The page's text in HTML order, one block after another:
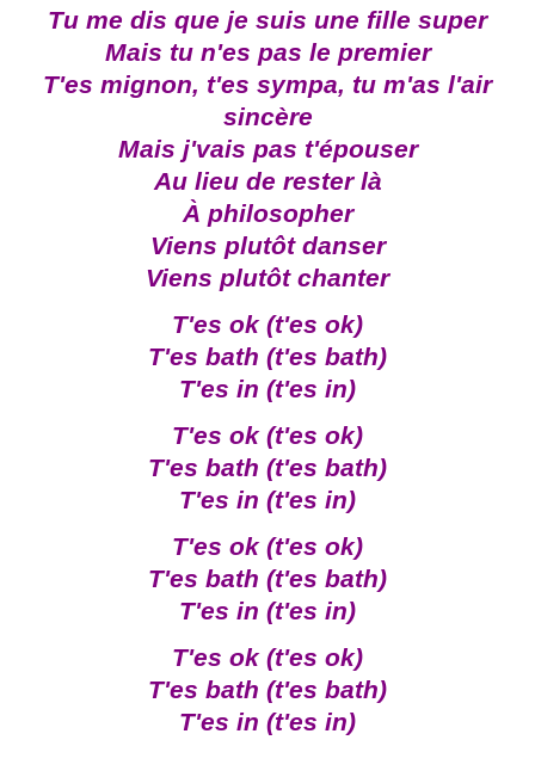
Tu me dis que je suis une fille super
Mais tu n'es pas le premier
T'es mignon, t'es sympa, tu m'as l'air
sincère
Mais j'vais pas t'épouser
Au lieu de rester là
À philosopher
Viens plutôt danser
Viens plutôt chanter
T'es ok (t'es ok)
T'es bath (t'es bath)
T'es in (t'es in)
T'es ok (t'es ok)
T'es bath (t'es bath)
T'es in (t'es in)
T'es ok (t'es ok)
T'es bath (t'es bath)
T'es in (t'es in)
T'es ok (t'es ok)
T'es bath (t'es bath)
T'es in (t'es in)